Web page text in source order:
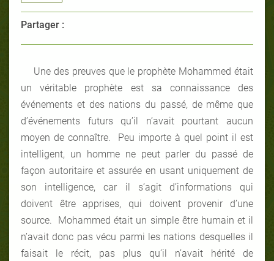
Partager :
Une des preuves que le prophète Mohammed était
un véritable prophète est sa connaissance des
événements et des nations du passé, de même que
d’événements futurs qu’il n’avait pourtant aucun
moyen de connaître. Peu importe à quel point il est
intelligent, un homme ne peut parler du passé de
façon autoritaire et assurée en usant uniquement de
son intelligence, car il s’agit d’informations qui
doivent être apprises, qui doivent provenir d’une
source. Mohammed était un simple être humain et il
n’avait donc pas vécu parmi les nations desquelles il
faisait le récit, pas plus qu’il n’avait hérité de